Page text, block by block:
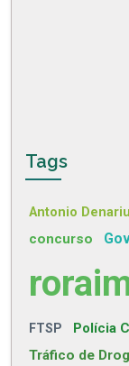
Tags
Antonio
concurso
FTSP Polícia
Tráfico de